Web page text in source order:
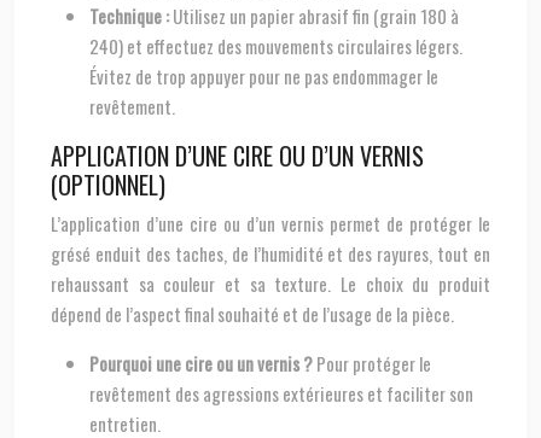
Technique :Utilisez un papier abrasif fin (grain 180 à
240) et effectuez des mouvements circulaires légers.
Évitez de trop appuyer pour ne pas endommager le
revêtement.
APPLICATION D’UNE CIRE OU D’UN VERNIS
(OPTIONNEL)
L’application d’une cire ou d’un vernis permet de protéger le
grésé enduit des taches, de l’humidité et des rayures, tout en
rehaussant sa couleur et sa texture. Le choix du produit
dépend de l’aspect final souhaité et de l’usage de la pièce.
Pourquoi une cire ou un vernis ?Pour protéger le
revêtement des agressions extérieures et faciliter son
entretien.